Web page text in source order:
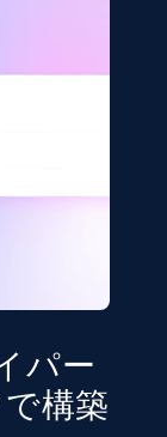
パー
構築